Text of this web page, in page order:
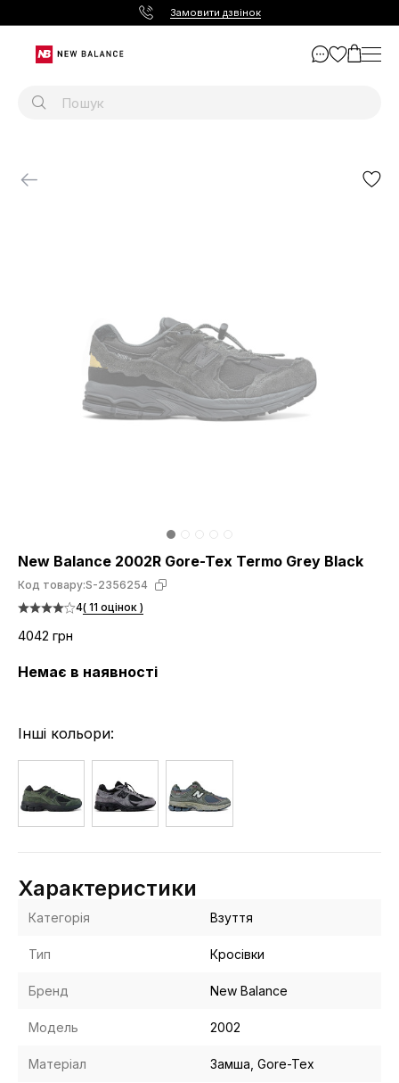
Замовити дзвінок
New Balance 2002R Gore-Tex Termo Grey Black
Код товару:S-2356254
4( 11 оцінок )
4042 грн
Немає в наявності
Інші кольори:
Характеристики
Категорія Взуття
Тип Кросівки
Бренд New Balance
Модель 2002
Матеріал Замша, Gore-Tex